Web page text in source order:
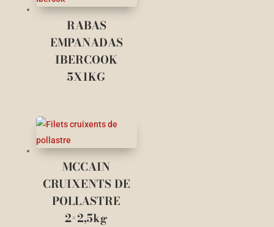
RABAS
EMPANADAS
IBERCOOK
5X1KG
MCCAIN
CRUIXENTS DE
POLLASTRE
2×2,5kg